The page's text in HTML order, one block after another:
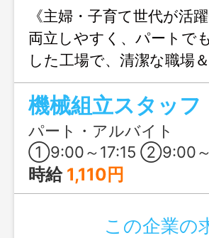
《主婦・子育て世代が活
両立しやすく、パートで
した工場で、清潔な職場
で取得OK！
機械組立スタッフ
パート・アルバイト
①9:00～17:15 ②9:00～15:45 ③9:00～16:30
時給 1,110円
この企業の